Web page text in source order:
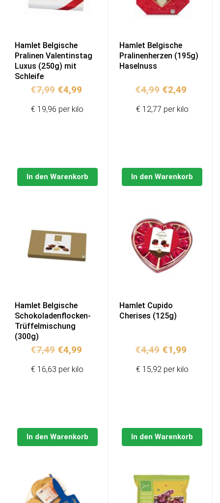
Hamlet Belgische
Pralinen Valentinstag
Luxus (250g) mit
Schleife
€7,99 Ursprünglicher
war:
€4,99Aktueller
ist:
In den Warenkorb
€ 19,96 per kilo
Hamlet Belgische
Pralinenherzen (195g)
Haselnuss
€4,99
war:
€2,49
ist:
In den Warenkorb
€ 12,77 per kilo
Hamlet Belgische
Schokoladenflocken-
Trüffelmischung
(300g)
€7,49 Ursprünglicher
war:
€4,99Aktueller
ist:
In den Warenkorb
€ 16,63 per kilo
Hamlet Cupido
Cherises (125g)
€4,49
war:
€1,99
ist:
In den Warenkorb
€ 15,92 per kilo